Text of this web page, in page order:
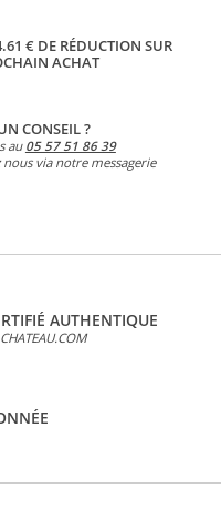
€ DE RÉDUCTION SUR
ACHAT
CONSEIL ?
au 05 57 51 86 39
nous via notre messagerie
AUTHENTIQUE